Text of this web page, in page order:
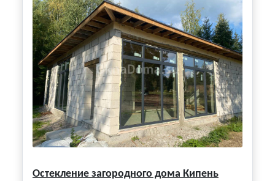
Остекление загородного дома Кипень